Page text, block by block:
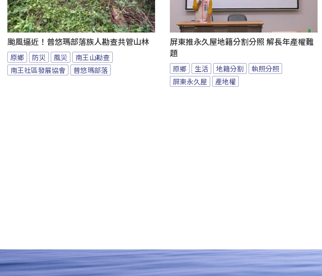
颱風逼近！普悠瑪部落族人勘查共管山林
原鄉 防災 風災
南王山勘查
南王社區發展協會
普悠瑪部落
屏東推永久屋地籍分割分照 解長年產權難
題
原鄉 生活 地籍分割
執照分照
屏東永久屋
產地權